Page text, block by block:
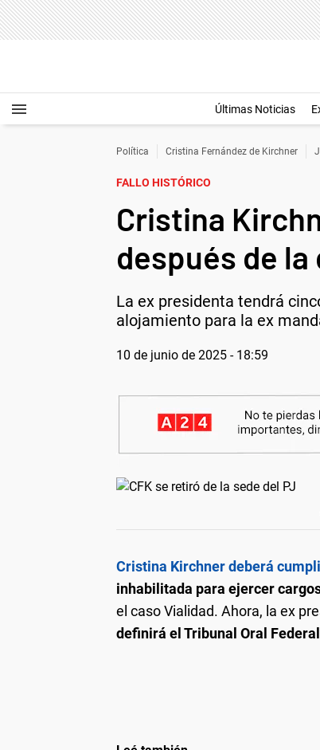
Últimas Noticias
Política Cristina Fernández de Kirchner
FALLO HISTÓRICO
Cristina
después de
La ex presidenta tendrá
alojamiento para la ex
10 de junio de 2025 - 18:59
Cristina Kirchner deberá
inhabilitada para ejercer
el caso Vialidad. Ahora, la ex
definirá el Tribunal Oral